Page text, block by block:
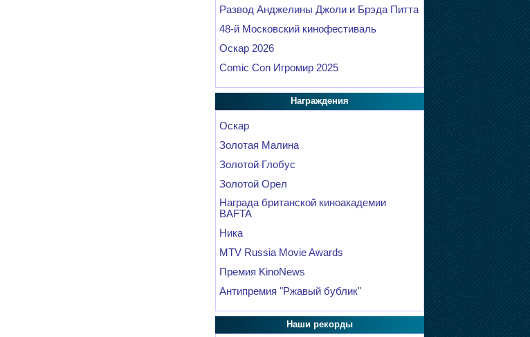
Развод Анджелины Джоли и Брэда Питта
48-й Московский кинофестиваль
Оскар 2026
Comic Con Игромир 2025
Награждения
Оскар
Золотая Малина
Золотой Глобус
Золотой Орел
Награда британской киноакадемии
BAFTA
Ника
MTV Russia Movie Awards
Премия KinoNews
Антипремия "Ржавый бублик"
Наши рекорды